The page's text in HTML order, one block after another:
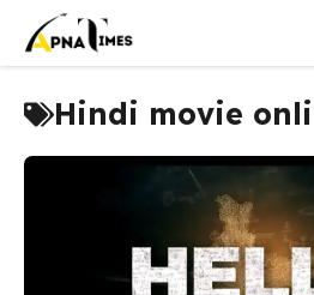
content
Hindi movie